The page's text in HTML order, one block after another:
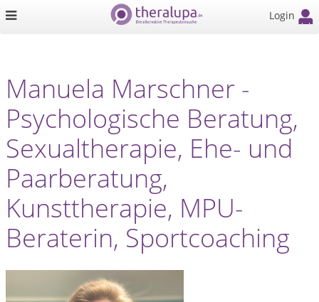
Login
Manuela Marschner -
Psychologische Beratung,
Sexualtherapie, Ehe- und
Paarberatung,
Kunsttherapie, MPU-
Beraterin, Sportcoaching